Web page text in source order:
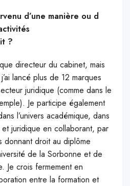
d’une manière ou d
?
directeur du cabinet, mais
lancé plus de 12 marques
juridique (comme dans le
Je participe également
l’univers académique, dans
juridique en collaborant, par
donnant droit au diplôme
de la Sorbonne et de
Je crois fermement en
entre la formation et